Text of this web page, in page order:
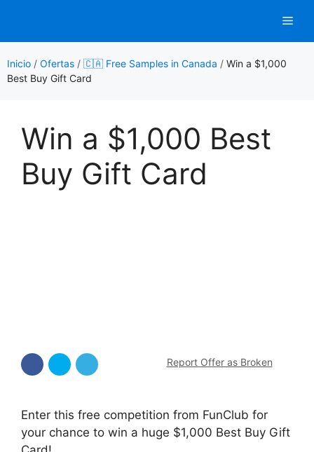
contenido
Inicio / Ofertas / 🇨🇦 Free Samples in Canada / Win a $1,000
Best Buy Gift Card
Win a $1,000 Best
Buy Gift Card
Report Offer as Broken
Enter this free competition from FunClub for
your chance to win a huge $1,000 Best Buy Gift